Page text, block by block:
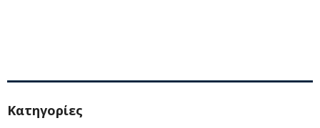
Kατηγορίες